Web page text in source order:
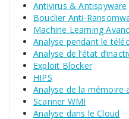
Antivirus & Antispyware
Bouclier Anti-
Machine Learning
Analyse pendant le
Analyse de l’état
Exploit Blocker
HIPS
Analyse de la mémoire
Scanner WMI
Analyse dans le Cloud